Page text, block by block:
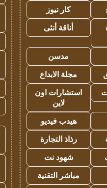
كار نيوز
أناقة أنثى
مدسن
مجلة الابداع
استشارات اون
لاين
هيدب فيديو
رذاذ التجارة
شهود نت
مباشر التقنية